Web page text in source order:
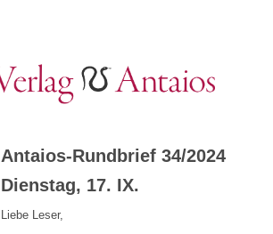
Antaios-Rundbrief 34/2024
Dienstag, 17. IX.
Liebe Leser,